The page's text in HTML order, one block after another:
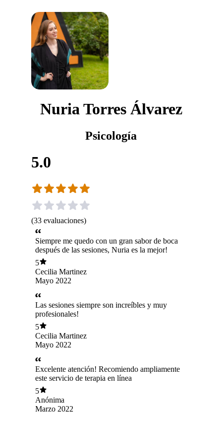
Nuria Torres Álvarez
Psicología
5.0
(33 evaluaciones)
Siempre me quedo con un gran sabor de boca
después de las sesiones, Nuria es la mejor!
5
Cecilia Martinez
Mayo 2022
Las sesiones siempre son increíbles y muy
profesionales!
5
Cecilia Martinez
Mayo 2022
Excelente atención! Recomiendo ampliamente
este servicio de terapia en línea
5
Anónima
Marzo 2022